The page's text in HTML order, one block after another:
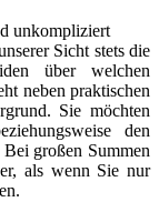
Sicht stets die
über welchen
neben praktischen
Sie möchten
den
großen Summen
als wenn Sie nur